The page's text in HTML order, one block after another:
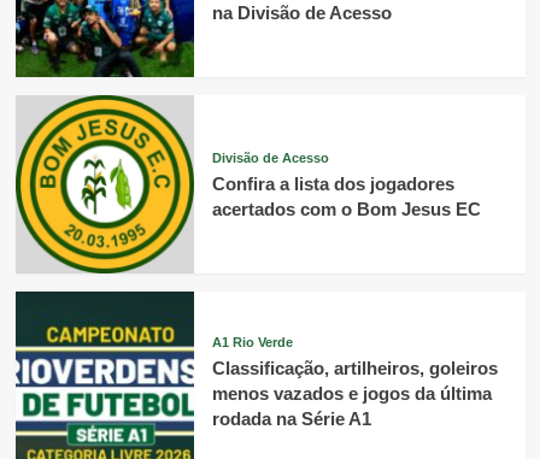
na Divisão de Acesso
Divisão de Acesso
Confira a lista dos jogadores
acertados com o Bom Jesus EC
A1 Rio Verde
Classificação, artilheiros, goleiros
menos vazados e jogos da última
rodada na Série A1